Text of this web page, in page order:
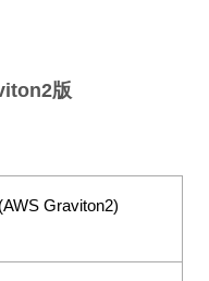
版
Graviton2)